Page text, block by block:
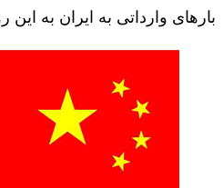
بارهای وارداتی به ایران به